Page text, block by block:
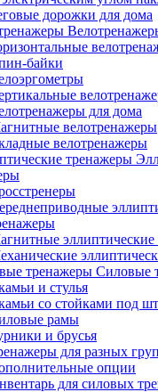
дорожки для дома
байки
для дома
велотренажеры
велотренажеры
Силовые
и стулья
со стойками под
рамы
и брусья
для разных
опции
для силовых